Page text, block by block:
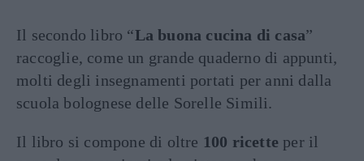
Il secondo libro “La buona cucina di casa”
raccoglie, come un grande quaderno di appunti,
molti degli insegnamenti portati per anni dalla
scuola bolognese delle Sorelle Simili.
Il libro si compone di oltre 100 ricette per il